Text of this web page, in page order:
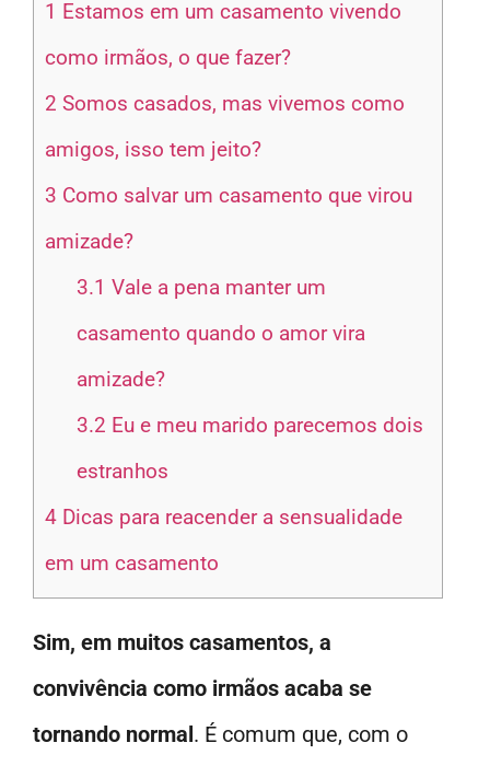
1 Estamos em um casamento vivendo
como irmãos, o que fazer?
2 Somos casados, mas vivemos como
amigos, isso tem jeito?
3 Como salvar um casamento que virou
amizade?
3.1 Vale a pena manter um
casamento quando o amor vira
amizade?
3.2 Eu e meu marido parecemos dois
estranhos
4 Dicas para reacender a sensualidade
em um casamento
Sim, em muitos casamentos, a
convivência como irmãos acaba se
tornando normal. É comum que, com o